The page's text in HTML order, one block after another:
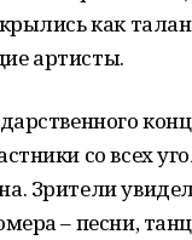
как
артисты.
со всех
Зрители
– песни,